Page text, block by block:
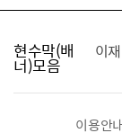
현수막(배
너)모음
찾습니다 이
이용안